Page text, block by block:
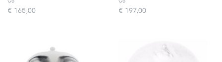
€ 165,00 € 197,00